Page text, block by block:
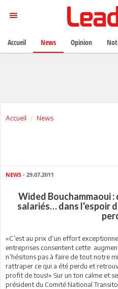
Accueil News
NEWS - 29.07.2011
Wided Bouchammaoui
salariés… dans l'espoir
«C’est au prix d’un effort
entreprises consentent cette
n’hésitons pas à faire de tout notre
rattraper ce qui a été perdu et
profit de tous!» Sur un ton calme et
président du Comité National
Accueil News Opinion